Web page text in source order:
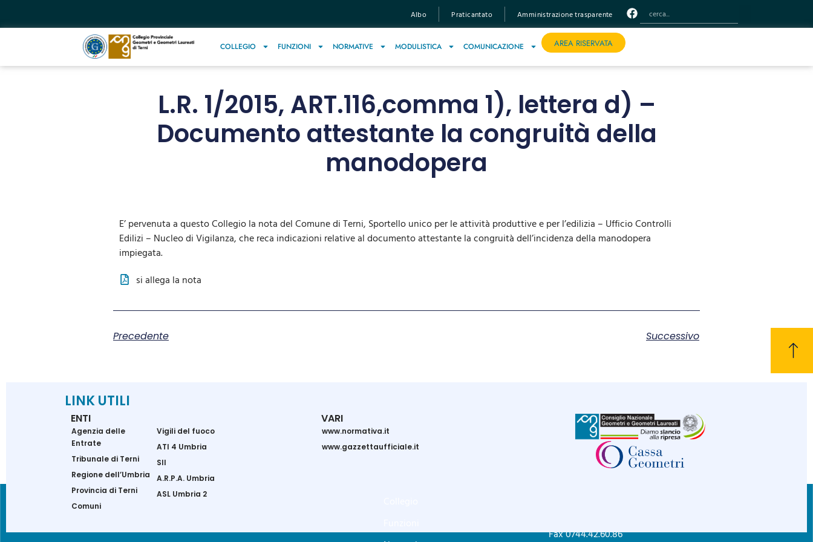
Albo Praticantato Amministrazione trasparente
COLLEGIO FUNZIONI NORMATIVE MODULISTICA COMUNICAZIONE AREA RISERVATA
L.R. 1/2015, ART.116,comma 1), lettera d) –
Documento attestante la congruità della
manodopera
E’ pervenuta a questo Collegio la nota del Comune di Terni, Sportello unico per le attività produttive e per l’edilizia – Ufficio Controlli
Edilizi – Nucleo di Vigilanza, che reca indicazioni relative al documento attestante la congruità dell’incidenza della manodopera
impiegata.
si allega la nota
Precedente Successivo
LINK UTILI
ENTI
Agenzia delle
Entrate
Tribunale di Terni
Regione dell’Umbria
Provincia di Terni
Comuni
Vigili del fuoco
ATI 4 Umbria
SII
A.R.P.A. Umbria
ASL Umbria 2
VARI
www.normativa.it
www.gazzettaufficiale.it
Fax 0744.42.60.86